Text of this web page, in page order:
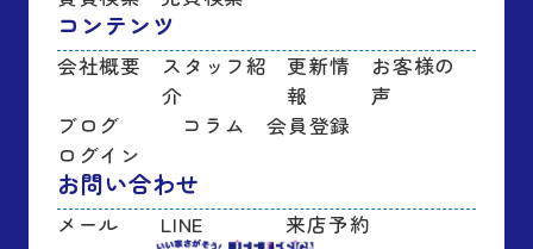
コンテンツ
会社概要
スタッフ紹
介
更新情
報
お客様の
声
ブログ
コラム
会員登録
ログイン
お問い合わせ
メール LINE 来店予約